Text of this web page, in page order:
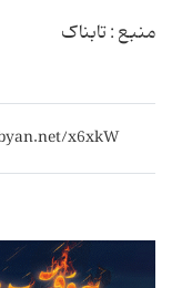
منبع : تابناک